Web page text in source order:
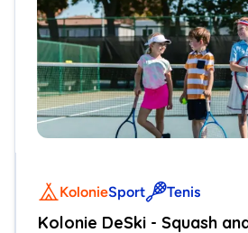
KolonieSport Tenis
Kolonie DeSki - Squash